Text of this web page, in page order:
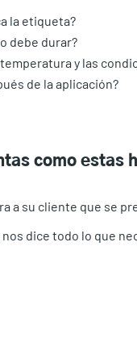
la etiqueta?
debe durar?
temperatura y las
de la aplicación?
como estas
a su cliente que se
nos dice todo lo que